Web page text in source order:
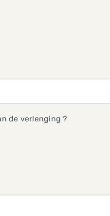
de verlenging ?